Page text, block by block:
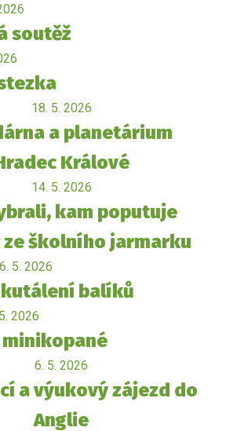
soutěž
18. 5. 2026
a planetárium
Králové
14. 5. 2026
kam poputuje
školního jarmarku
6. 5. 2026
balíků
2026
minikopané
6. 5. 2026
a výukový zájezd do
Anglie